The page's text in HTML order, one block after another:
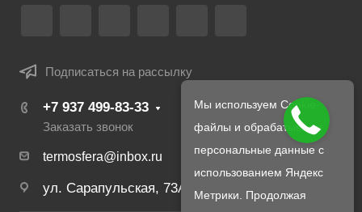
Подписаться на рассылку
+7 937 499-83-33
Заказать звонок
termosfera@inbox.ru
ул. Сарапульская, 73А
Мы используем Cookie-
файлы и обрабатываем
персональные данные с
использованием Яндекс
Метрики. Продолжая